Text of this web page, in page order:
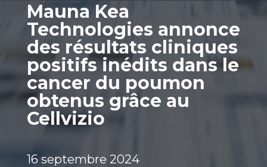
Mauna Kea
Technologies annonce
des résultats cliniques
positifs inédits dans le
cancer du poumon
obtenus grâce au
Cellvizio
16 septembre 2024